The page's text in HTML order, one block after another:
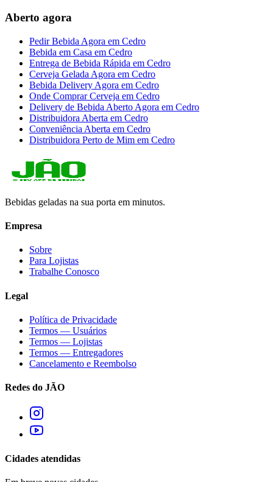
Aberto agora
Pedir Bebida Agora em Cedro
Bebida em Casa em Cedro
Entrega de Bebida Rápida em Cedro
Cerveja Gelada Agora em Cedro
Bebida Delivery Agora em Cedro
Onde Comprar Cerveja em Cedro
Delivery de Bebida Aberto Agora em Cedro
Distribuidora Aberta em Cedro
Conveniência Aberta em Cedro
Distribuidora Perto de Mim em Cedro
Bebidas geladas na sua porta em minutos.
Empresa
Sobre
Para Lojistas
Trabalhe Conosco
Legal
Política de Privacidade
Termos — Usuários
Termos — Lojistas
Termos — Entregadores
Cancelamento e Reembolso
Redes do JÃO
Cidades atendidas